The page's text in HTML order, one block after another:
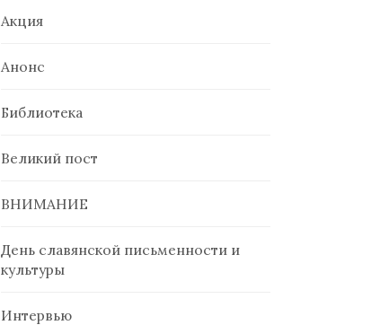
Акция
Анонс
Библиотека
Великий пост
ВНИМАНИЕ
День славянской письменности и
культуры
Интервью